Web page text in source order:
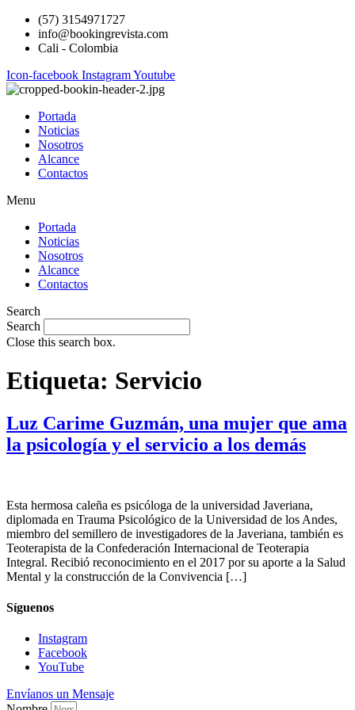
(57) 3154971727
info@bookingrevista.com
Cali - Colombia
Icon-facebook InstagramYoutube
Portada
Noticias
Nosotros
Alcance
Contactos
Menu
Portada
Noticias
Nosotros
Alcance
Contactos
Search
Search
Close this search box.
Etiqueta: Servicio
Luz Carime Guzmán, una mujer que ama
la psicología y el servicio a los demás
Esta hermosa caleña es psicóloga de la universidad Javeriana,
diplomada en Trauma Psicológico de la Universidad de los Andes,
miembro del semillero de investigadores de la Javeriana, también es
Teoterapista de la Confederación Internacional de Teoterapia
Integral. Recibió reconocimiento en el 2017 por su aporte a la Salud
Mental y la construcción de la Convivencia […]
Síguenos
Instagram
Facebook
YouTube
Envíanos un Mensaje